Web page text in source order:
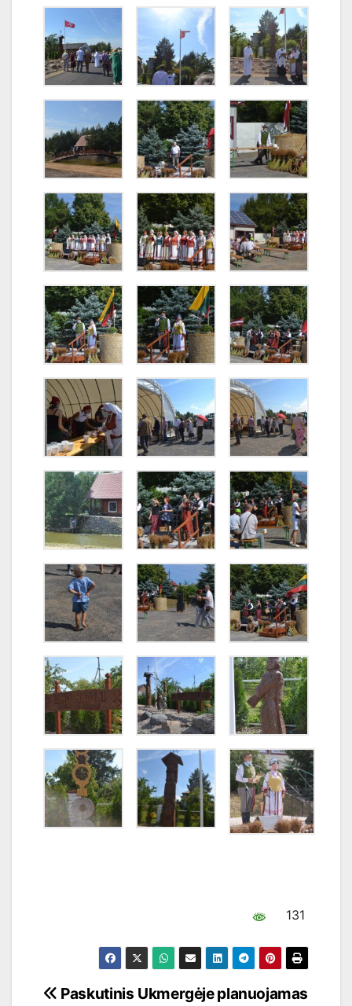
131
NavigacijaUkmergėje planuojamas
Paskutinis